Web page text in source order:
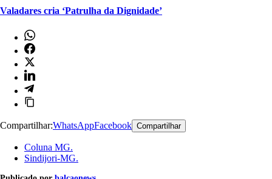
Valadares cria ‘Patrulha da Dignidade’
Compartilhar:WhatsAppFacebook Compartilhar
Coluna MG.
Sindijori-MG.